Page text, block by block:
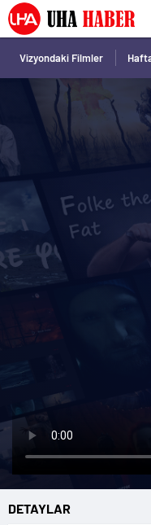
Vizyondaki Filmler
DETAYLAR